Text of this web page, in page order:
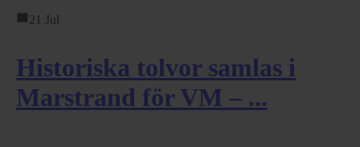
21 Jul
Historiska tolvor samlas i
Marstrand för VM – ...